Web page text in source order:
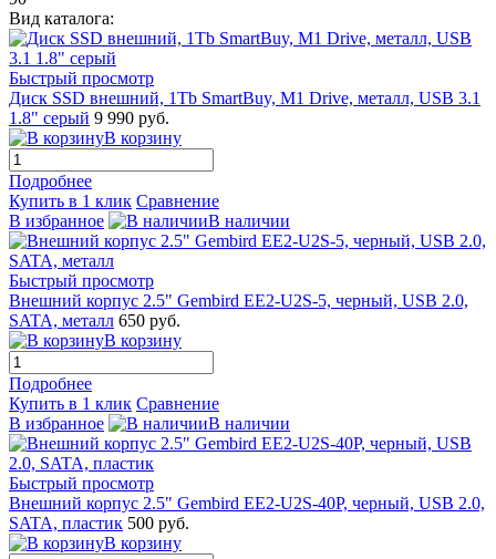
Вид каталога:
Быстрый просмотр
Диск SSD внешний, 1Tb SmartBuy, M1 Drive, металл, USB 3.1
1.8" серый 9 990 руб.
В корзину
Подробнее
Купить в 1 клик Сравнение
В избранное
В наличии
Быстрый просмотр
Внешний корпус 2.5" Gembird EE2-U2S-5, черный, USB 2.0,
SATA, металл 650 руб.
В корзину
Подробнее
Купить в 1 клик Сравнение
В избранное
В наличии
Быстрый просмотр
Внешний корпус 2.5" Gembird EE2-U2S-40P, черный, USB 2.0,
SATA, пластик 500 руб.
В корзину